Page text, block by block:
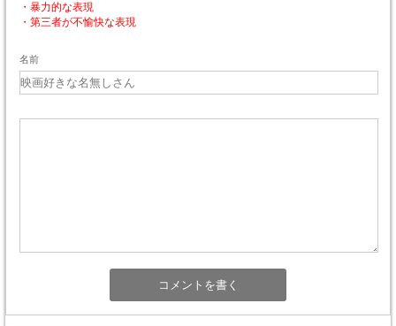
・暴力的な表現
・第三者が不愉快な表現
名前